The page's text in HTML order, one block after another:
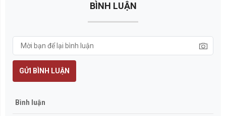
BÌNH LUẬN
GỬI BÌNH LUẬN
Bình luận